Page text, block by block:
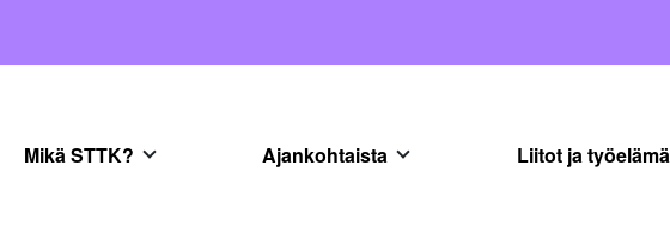
Mikä STTK? Ajankohtaista Liitot ja työelämä